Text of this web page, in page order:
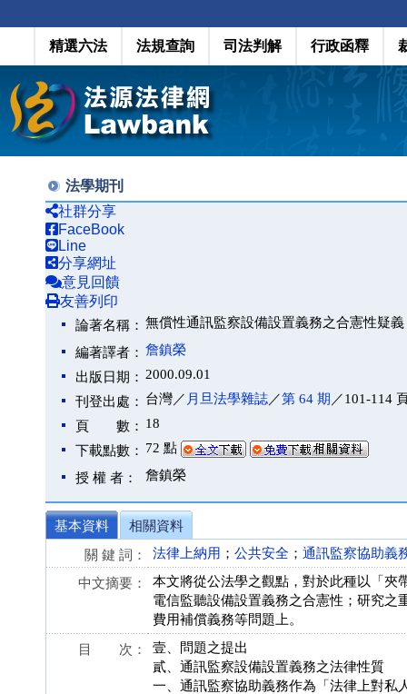
精選六法 法規查詢 司法判解 行政函釋
法學期刊
社群分享
FaceBook
Line
分享網址
意見回饋
友善列印
論著名稱： 無償性通訊監察設備設置義務之合憲性疑義
編著譯者： 詹鎮榮
出版日期： 2000.09.01
刊登出處： 台灣／ 月旦法學雜誌／第 64 期 ／101-114
頁 數： 18
下載點數： 72 點
授 權 者： 詹鎮榮
基本資料
相關資料
關 鍵 詞：
法律上納用 ； 公共安全 ； 通訊監察協助義
中文摘要：
本文將從公法學之觀點，對於此種以「夾
電信監聽設備設置義務之合憲性；研究之
費用補償義務等問題上。
目 次：
壹、問題之提出
貳、通訊監察設備設置義務之法律性質
一、通訊監察協助義務作為「法律上對私